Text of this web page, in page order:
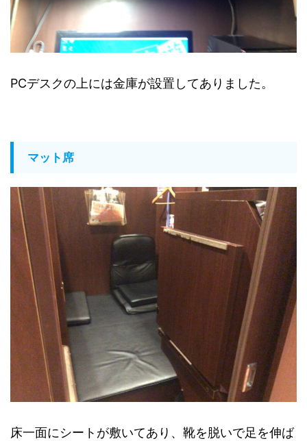
PCデスクの上には金庫が設置してありました。
マット席
床一面にシートが敷いてあり、靴を脱いで足を伸ば